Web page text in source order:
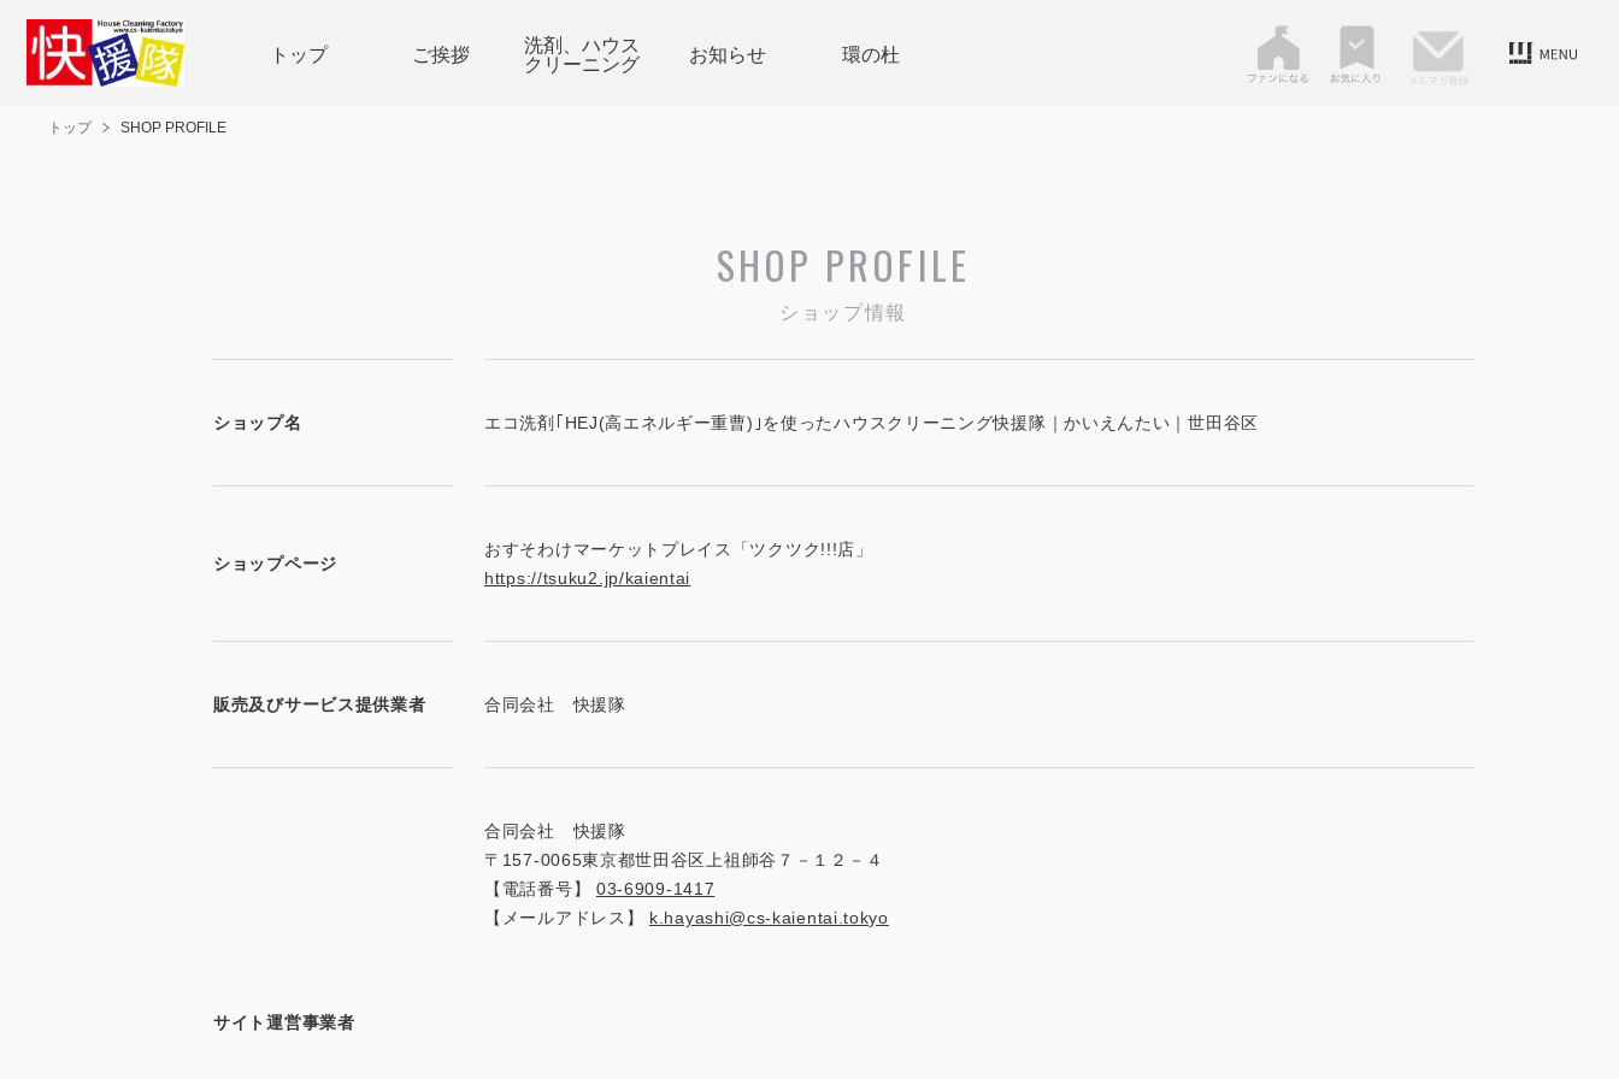
トップ ご挨拶 洗剤、ハウス
クリーニング お知らせ 環の杜
トップ SHOP PROFILE
SHOP PROFILE
ショップ情報
ショップ名 エコ洗剤｢HEJ(高エネルギー重曹)｣を使ったハウスクリーニング快援隊｜かいえんたい｜世田谷区
ショップページ
おすそわけマーケットプレイス「ツクツク!!!店」
https://tsuku2.jp/kaientai
販売及びサービス提供業者 合同会社 快援隊
サイト運営事業者
合同会社 快援隊
〒157-0065東京都世田谷区上祖師谷７－１２－４
【電話番号】 03-6909-1417
【メールアドレス】 k.hayashi@cs-kaientai.tokyo